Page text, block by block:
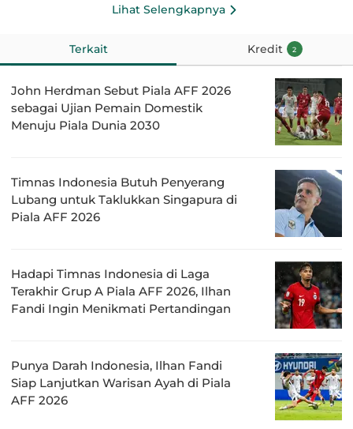
Lihat Selengkapnya
Terkait Kredit 2
John Herdman Sebut Piala AFF 2026
sebagai Ujian Pemain Domestik
Menuju Piala Dunia 2030
Timnas Indonesia Butuh Penyerang
Lubang untuk Taklukkan Singapura di
Piala AFF 2026
Hadapi Timnas Indonesia di Laga
Terakhir Grup A Piala AFF 2026, Ilhan
Fandi Ingin Menikmati Pertandingan
Punya Darah Indonesia, Ilhan Fandi
Siap Lanjutkan Warisan Ayah di Piala
AFF 2026